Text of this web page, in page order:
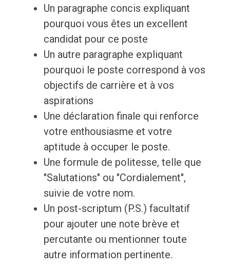
Un paragraphe concis expliquant
pourquoi vous êtes un excellent
candidat pour ce poste
Un autre paragraphe expliquant
pourquoi le poste correspond à vos
objectifs de carrière et à vos
aspirations
Une déclaration finale qui renforce
votre enthousiasme et votre
aptitude à occuper le poste.
Une formule de politesse, telle que
"Salutations" ou "Cordialement",
suivie de votre nom.
Un post-scriptum (P.S.) facultatif
pour ajouter une note brève et
percutante ou mentionner toute
autre information pertinente.